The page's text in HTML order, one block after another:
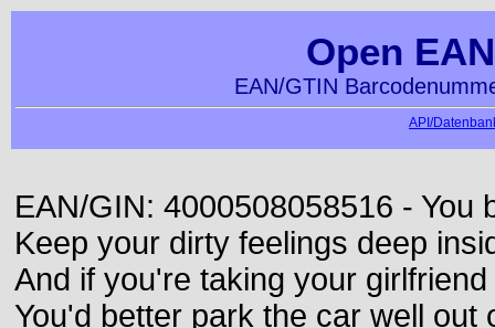
Open
EAN/GTIN
API/
EAN/GIN: 4000508058516 - You
Keep your dirty feelings deep
And if you're taking your
You'd better park the car well out